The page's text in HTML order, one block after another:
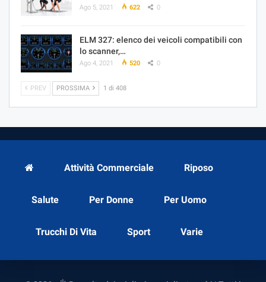
Ago 5, 2021 622 0
ELM 327: elenco dei veicoli compatibili con
lo scanner,…
Ago 4, 2021 520 0
PREV PROSSIMA 1 di 408
Attività Commerciale Riposo
Salute Per Donne Per Uomo
Trucchi Di Vita Sport Varie